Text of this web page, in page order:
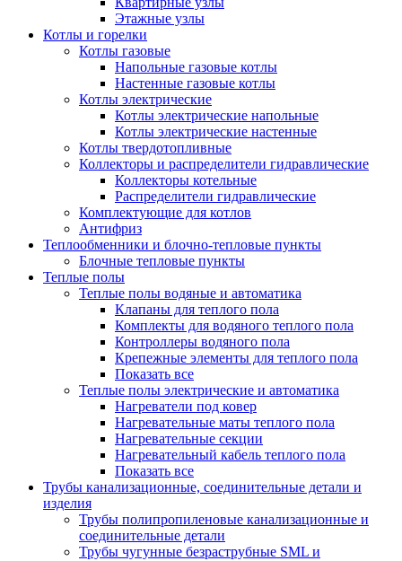
Этажные узлы
Котлы и горелки
Котлы газовые
Напольные газовые котлы
Настенные газовые котлы
Котлы электрические
Котлы электрические напольные
Котлы электрические настенные
Котлы твердотопливные
Коллекторы и распределители гидравлические
Коллекторы котельные
Распределители гидравлические
Комплектующие для котлов
Антифриз
Теплообменники и блочно-тепловые пункты
Блочные тепловые пункты
Теплые полы
Теплые полы водяные и автоматика
Клапаны для теплого пола
Комплекты для водяного теплого пола
Контроллеры водяного пола
Крепежные элементы для теплого пола
Показать все
Теплые полы электрические и автоматика
Нагреватели под ковер
Нагревательные маты теплого пола
Нагревательные секции
Нагревательный кабель теплого пола
Показать все
Трубы канализационные, соединительные детали и
изделия
Трубы полипропиленовые канализационные и
соединительные детали
Трубы чугунные безраструбные SML и